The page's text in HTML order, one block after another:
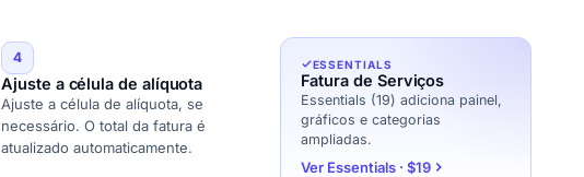
4
Ajuste a célula de alíquota
Ajuste a célula de alíquota, se
necessário. O total da fatura é
atualizado automaticamente.
ESSENTIALS
Fatura de Serviços
Essentials (19) adiciona painel,
gráficos e categorias
ampliadas.
Ver Essentials · $19